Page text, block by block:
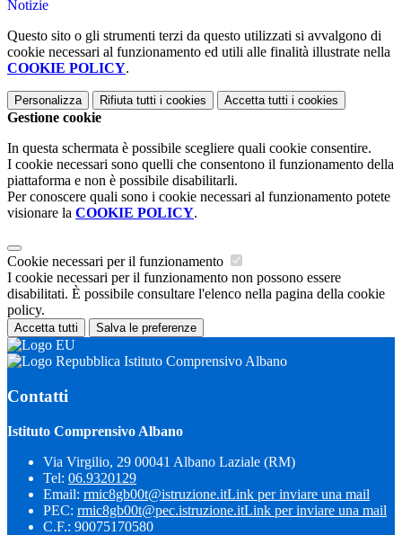
Notizie
Questo sito o gli strumenti terzi da questo utilizzati si avvalgono di
cookie necessari al funzionamento ed utili alle finalità illustrate nella
COOKIE POLICY.
Personalizza Rifiuta tutti i cookies Accetta tutti i cookies
Gestione cookie
In questa schermata è possibile scegliere quali cookie consentire.
I cookie necessari sono quelli che consentono il funzionamento della
piattaforma e non è possibile disabilitarli.
Per conoscere quali sono i cookie necessari al funzionamento potete
visionare la COOKIE POLICY.
Cookie necessari per il funzionamento
I cookie necessari per il funzionamento non possono essere
disabilitati. È possibile consultare l'elenco nella pagina della cookie
policy.
Accetta tutti Salva le preferenze
Istituto Comprensivo Albano
Contatti
Istituto Comprensivo Albano
Via Virgilio, 29 00041 Albano Laziale (RM)
Tel: 06.9320129
Email: rmic8gb00t@istruzione.itLink per inviare una mail
PEC: rmic8gb00t@pec.istruzione.itLink per inviare una mail
C.F.: 90075170580